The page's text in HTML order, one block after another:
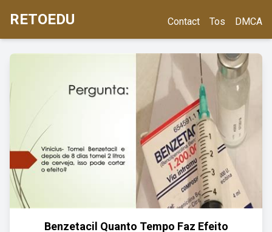
RETOEDU Contact Tos DMCA
Benzetacil Quanto Tempo Faz Efeito